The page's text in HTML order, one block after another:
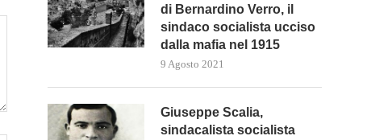
di Bernardino Verro, il
sindaco socialista ucciso
dalla mafia nel 1915
9 Agosto 2021
Giuseppe Scalia,
sindacalista socialista